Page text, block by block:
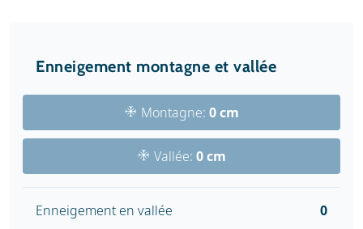
Enneigement montagne et vallée
Montagne: 0 cm
Vallée: 0 cm
Enneigement en vallée 0